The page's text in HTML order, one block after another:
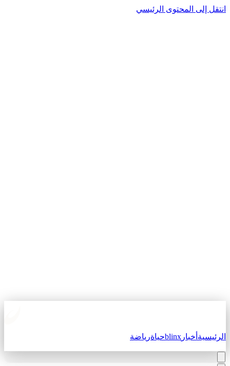
إلى المحتوى الرئيسي
أخبارblinxحياةرياضة